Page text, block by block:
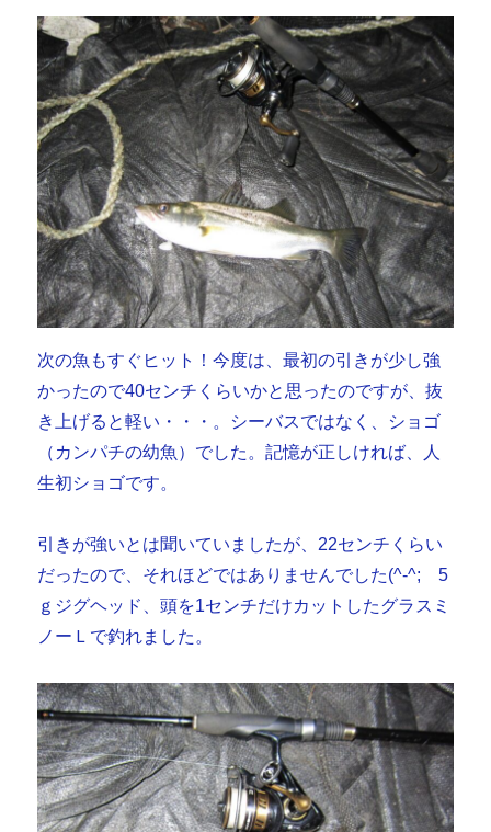
次の魚もすぐヒット！今度は、最初の引きが少し強
かったので40センチくらいかと思ったのですが、抜
き上げると軽い・・・。シーバスではなく、ショゴ
（カンパチの幼魚）でした。記憶が正しければ、人
生初ショゴです。
引きが強いとは聞いていましたが、22センチくらい
だったので、それほどではありませんでした(^-^; 5
ｇジグヘッド、頭を1センチだけカットしたグラスミ
ノーＬで釣れました。